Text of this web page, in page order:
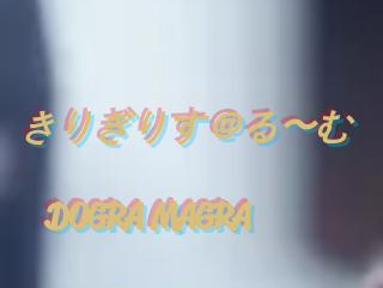
きりぎりす＠る〜む
DOGRA MAGRA